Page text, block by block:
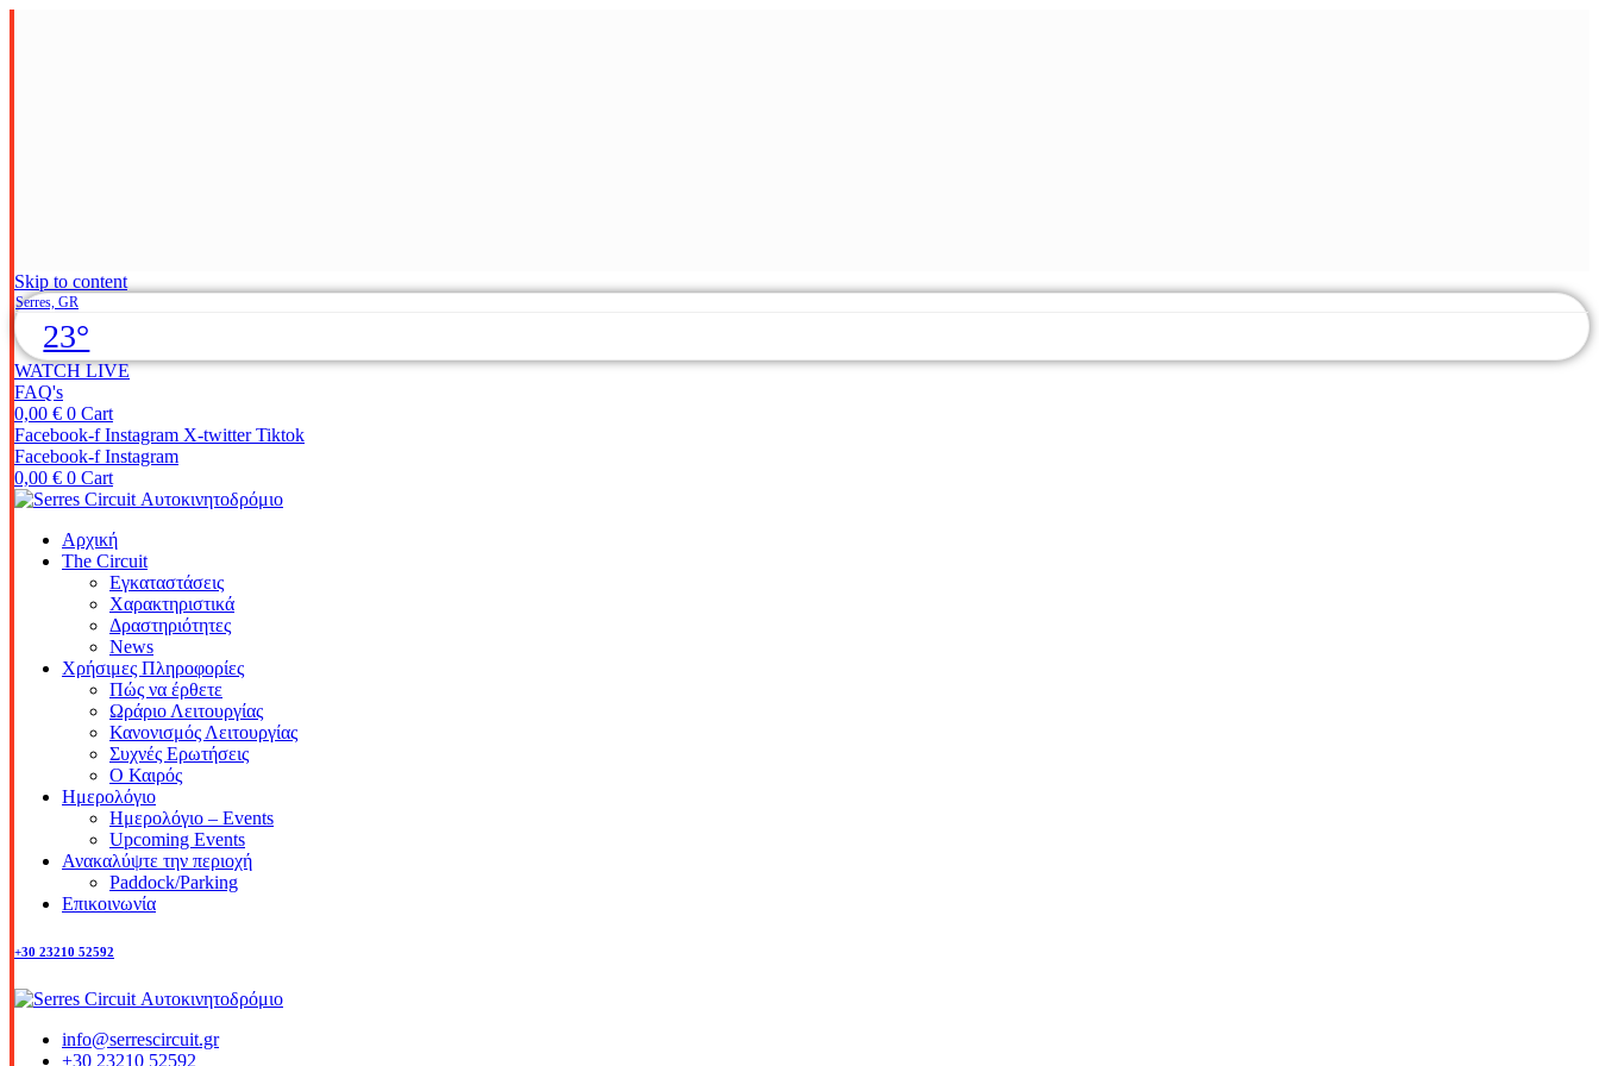
Skip to content
Serres, GR
23°
WATCH LIVE
FAQ's
0,00 € 0 Cart
Facebook-f Instagram X-twitter Tiktok
Facebook-f Instagram
0,00 € 0 Cart
Αρχική
The Circuit
Εγκαταστάσεις
Χαρακτηριστικά
Δραστηριότητες
News
Χρήσιμες Πληροφορίες
Πώς να έρθετε
Ωράριο Λειτουργίας
Κανονισμός Λειτουργίας
Συχνές Ερωτήσεις
Ο Καιρός
Ημερολόγιο
Ημερολόγιο – Events
Upcoming Events
Ανακαλύψτε την περιοχή
Paddock/Parking
Επικοινωνία
+30 23210 52592
info@serrescircuit.gr
+30 23210 52592